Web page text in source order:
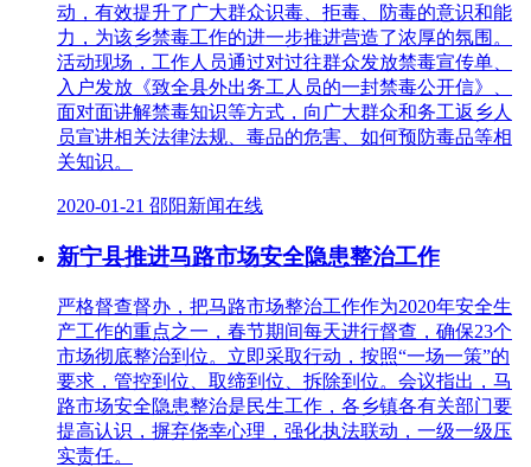
动，有效提升了广大群众识毒、拒毒、防毒的意识和能
力，为该乡禁毒工作的进一步推进营造了浓厚的氛围。
活动现场，工作人员通过对过往群众发放禁毒宣传单、
入户发放《致全县外出务工人员的一封禁毒公开信》、
面对面讲解禁毒知识等方式，向广大群众和务工返乡人
员宣讲相关法律法规、毒品的危害、如何预防毒品等相
关知识。
2020-01-21 邵阳新闻在线
新宁县推进马路市场安全隐患整治工作
严格督查督办，把马路市场整治工作作为2020年安全生
产工作的重点之一，春节期间每天进行督查，确保23个
市场彻底整治到位。立即采取行动，按照“一场一策”的
要求，管控到位、取缔到位、拆除到位。会议指出，马
路市场安全隐患整治是民生工作，各乡镇各有关部门要
提高认识，摒弃侥幸心理，强化执法联动，一级一级压
实责任。